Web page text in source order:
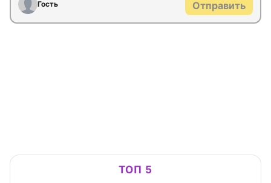
Гость Отправить
ТОП 5